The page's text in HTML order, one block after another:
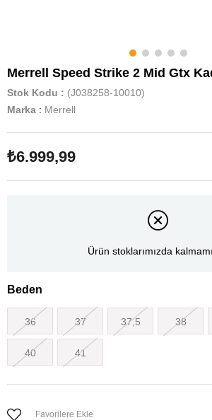
Merrell Speed Strike 2 Mid Gtx
Stok Kodu
(J038258-10010)
Marka : Merrell
₺6.999,99
Ürün stoklarımızda
Beden
36 37 37,5 38
40 41
Favorilere Ekle